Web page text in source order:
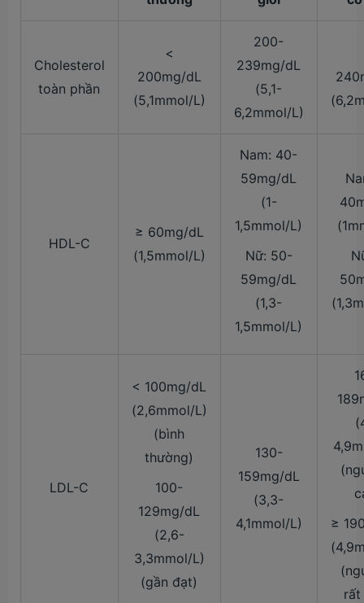
Cholesterol
toàn phần
<
200mg/dL
(5,1mmol/L)
200-
239mg/dL
(5,1-
6,2mmol/L)
HDL-C
≥ 60mg/dL
(1,5mmol/L)
Nam: 40-
59mg/dL
(1-
1,5mmol/L)
Nữ: 50-
59mg/dL
(1,3-
1,5mmol/L)
LDL-C
< 100mg/dL
(2,6mmol/L)
(bình
thường)
100-
129mg/dL
(2,6-
3,3mmol/L)
(gần đạt)
130-
159mg/dL
(3,3-
4,1mmol/L)
≥
rất